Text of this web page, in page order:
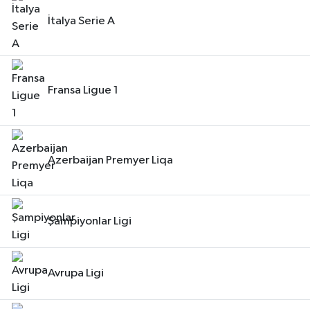
İtalya Serie A
Fransa Ligue 1
Azerbaijan Premyer Liqa
Şampiyonlar Ligi
Avrupa Ligi